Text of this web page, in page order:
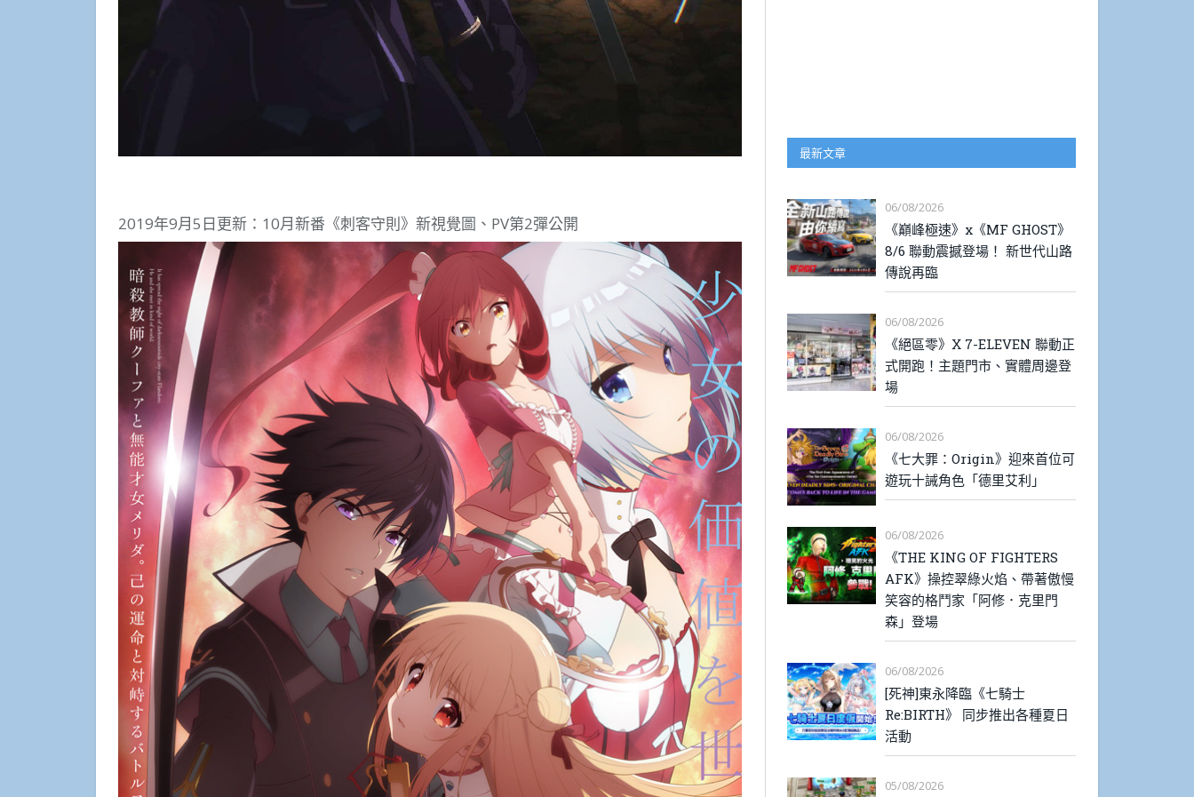
2019年9月5日更新：10月新番《刺客守則》新視覺圖、PV第2彈公開
最新文章
06/08/2026
《巔峰極速》x《MF GHOST》
8/6 聯動震撼登場！ 新世代山路
傳說再臨
06/08/2026
《絕區零》X 7-ELEVEN 聯動正
式開跑！主題門市、實體周邊登
場
06/08/2026
《七大罪：Origin》迎來首位可
遊玩十誡角色「德里艾利」
06/08/2026
《THE KING OF FIGHTERS
AFK》操控翠綠火焰、帶著傲慢
笑容的格鬥家「阿修．克里門
森」登場
06/08/2026
[死神]東永降臨《七騎士
Re:BIRTH》 同步推出各種夏日
活動
05/08/2026